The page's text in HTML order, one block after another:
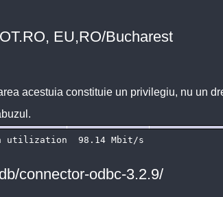
EU,RO/Bucharest
acestuia constituie un privilegiu, nu un
connector-odbc-3.2.9/